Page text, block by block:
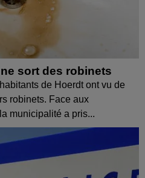
sort des robinets
de Hoerdt ont vu de
robinets. Face aux
municipalité a pris...